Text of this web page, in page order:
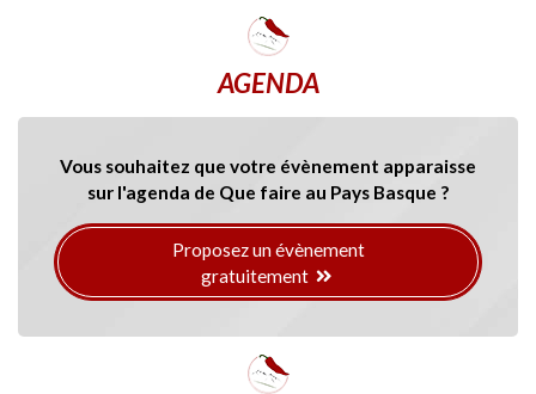
AGENDA
Vous souhaitez que votre évènement apparaisse
sur l'agenda de Que faire au Pays Basque ?
Proposez un évènement
gratuitement